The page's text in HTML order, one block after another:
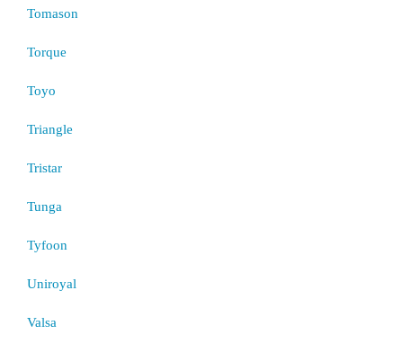
Tomason
Torque
Toyo
Triangle
Tristar
Tunga
Tyfoon
Uniroyal
Valsa